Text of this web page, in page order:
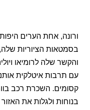
ורונה, אחת הערים
בסמטאות הציוריות
והקשר שלה לרומיאו
עם תרבות איטלקית
קסומים. השכרת רכב
בנוחות ולגלות את